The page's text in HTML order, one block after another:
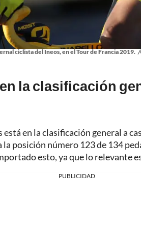
ciclista del Ineos, en el Tour de Francia 2019. /
la clasificación
en la clasificación general a
posición número 123 de 134
esto, ya que lo relevante
PUBLICIDAD